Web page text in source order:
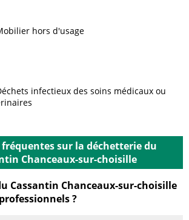
hors d'usage
infectieux des soins médicaux ou
sur la déchetterie du
Chanceaux-sur-choisille
Cassantin Chanceaux-sur-choisille
?